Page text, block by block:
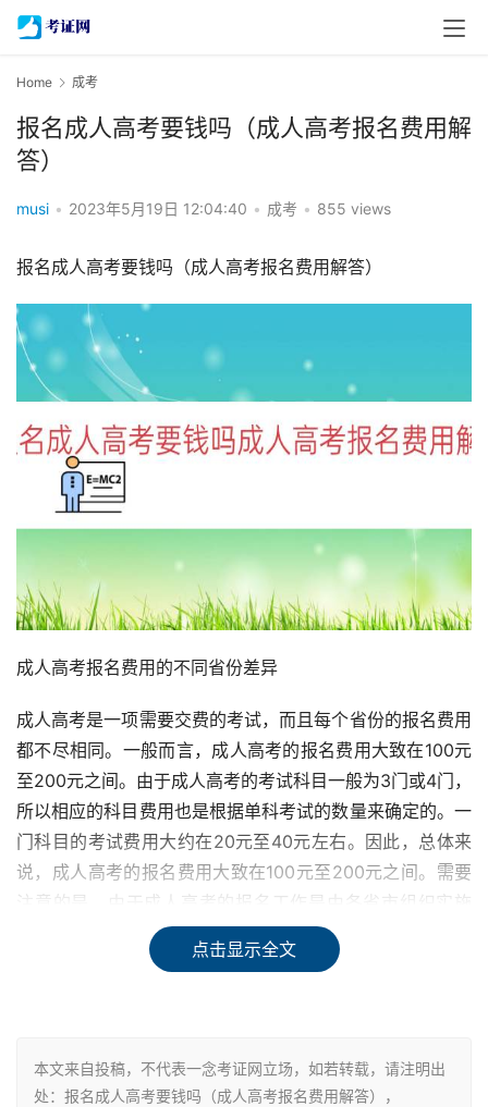
Home 成考
报名成人高考要钱吗（成人高考报名费用解
答）
musi • 2023年5月19日 12:04:40 • 成考 • 855 views
报名成人高考要钱吗（成人高考报名费用解答）
成人高考报名费用的不同省份差异
成人高考是一项需要交费的考试，而且每个省份的报名费用
都不尽相同。一般而言，成人高考的报名费用大致在100元
至200元之间。由于成人高考的考试科目一般为3门或4门，
所以相应的科目费用也是根据单科考试的数量来确定的。一
门科目的考试费用大约在20元至40元左右。因此，总体来
说，成人高考的报名费用大致在100元至200元之间。需要
注意的是，由于成人高考的报名工作是由各省市组织实施
的，所以报名考试费用因报考地点的不同而有所差异，具体
以所在地的相关部门规定为准。
成人高考在报名时需要缴纳一定的报名费用，这是一笔必须
交纳的费用。每年各地的成人高考报名费用都有所不同，并
点击显示全文
本文来自投稿，不代表一念考证网立场，如若转载，请注明出
处：报名成人高考要钱吗（成人高考报名费用解答），